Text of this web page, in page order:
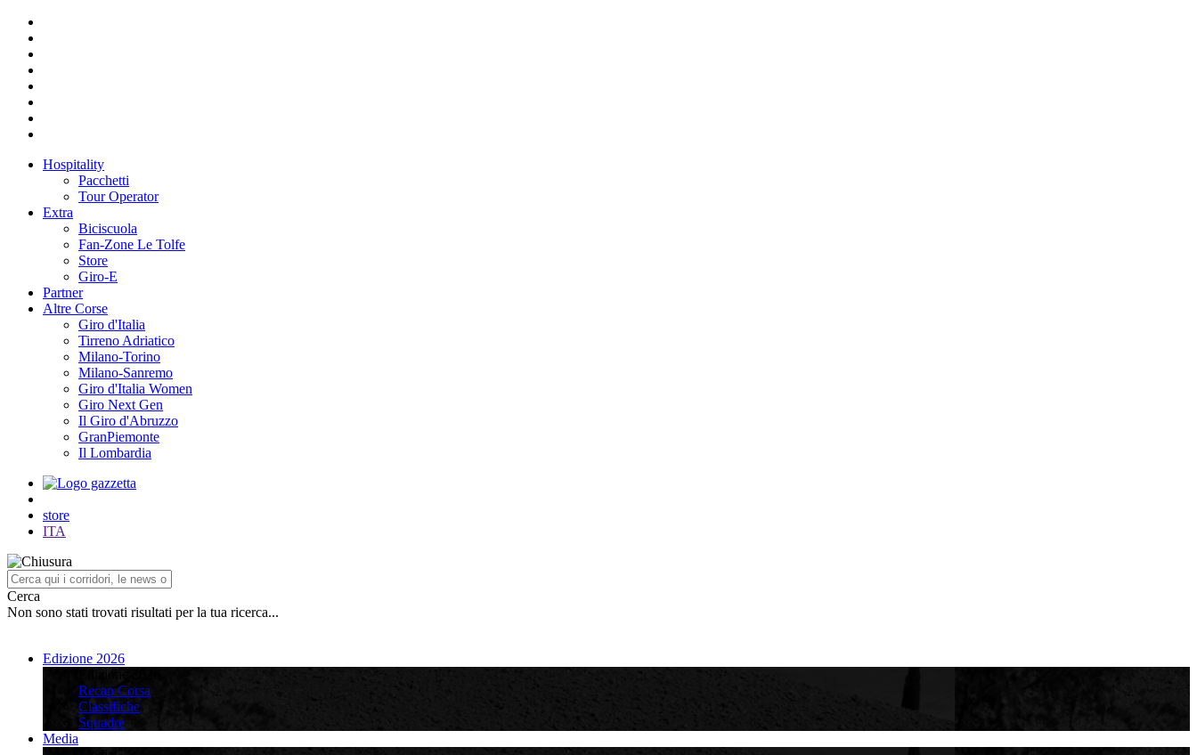
Hospitality
Pacchetti
Tour Operator
Extra
Biciscuola
Fan-Zone Le Tolfe
Store
Giro-E
Partner
Altre Corse
Giro d'Italia
Tirreno Adriatico
Milano-Torino
Milano-Sanremo
Giro d'Italia Women
Giro Next Gen
Il Giro d'Abruzzo
GranPiemonte
Il Lombardia
store
ITA
Cerca
Non sono stati trovati risultati per la tua ricerca...
Edizione 2026
Recap Corsa
Classifiche
Squadre
Media